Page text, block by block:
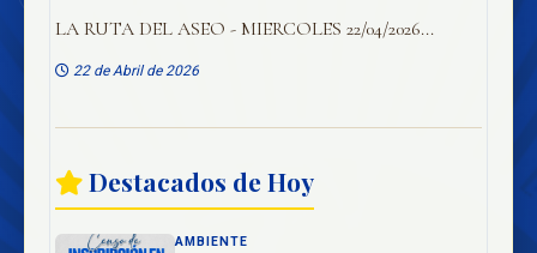
LA RUTA DEL ASEO - MIERCOLES 22/04/2026...
22 de Abril de 2026
Destacados de Hoy
AMBIENTE